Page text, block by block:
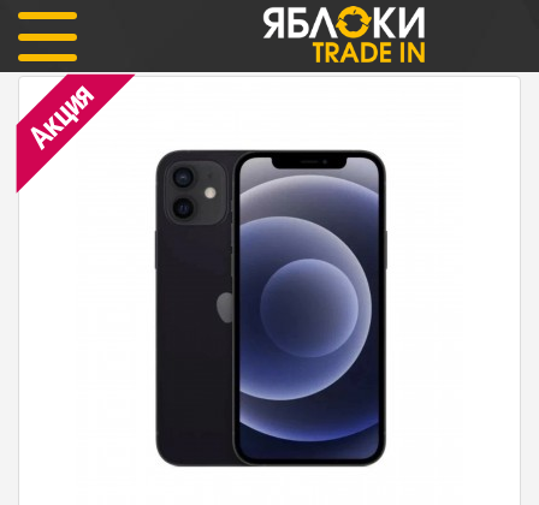
iPhone 12 128гб Black (черный цвет) Как новый
Акция